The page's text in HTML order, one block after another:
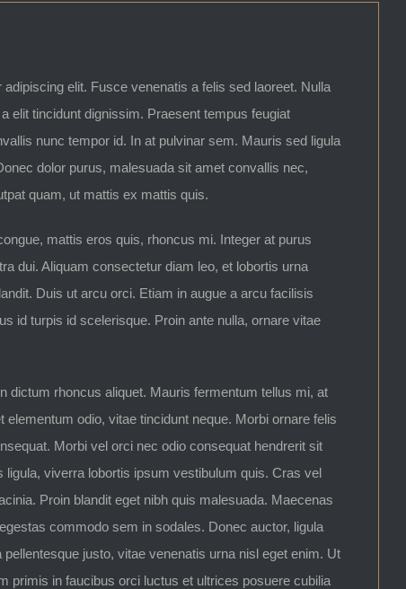
elit. Fusce venenatis a felis sed laoreet. Nulla
elit tincidunt dignissim. Praesent tempus feugiat
nunc tempor id. In at pulvinar sem. Mauris sed ligula
dolor purus, malesuada sit amet convallis nec,
quam, ut mattis ex mattis quis.
mattis eros quis, rhoncus mi. Integer at purus
dui. Aliquam consectetur diam leo, et lobortis urna
Duis ut arcu orci. Etiam in augue a arcu facilisis
id turpis id scelerisque. Proin ante nulla, ornare vitae
dictum rhoncus aliquet. Mauris fermentum tellus mi, at
odio, vitae tincidunt neque. Morbi ornare felis
Morbi vel orci nec odio consequat hendrerit sit
viverra lobortis ipsum vestibulum quis. Cras vel
Proin blandit eget nibh quis malesuada. Maecenas
commodo sem in sodales. Donec auctor, ligula
justo, vitae venenatis urna nisl eget enim. Ut
primis in faucibus orci luctus et ultrices posuere cubilia